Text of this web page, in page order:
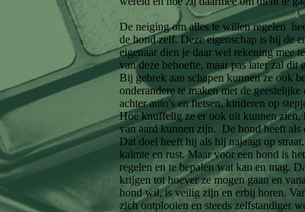
De neiging om alles te willen regelen
de hond zelf. Deze eigenschap is bij de
eigenaar dien je daar wel rekening mee
van deze behoefte, maar pas later zal dit
Bij gebrek aan schapen kunnen ze ook
onderandere te maken met de
achter auto's en fietsen, kinderen op
Hoe knuffelig ze er ook uit kunnen zien,
van aard kunnen zijn. De hond heeft
Dat doel heeft hij als hij najaagt op
kalmte en rust. Maar voor een hond is
regelen en te bepalen wat kan en mag.
krijgen tot hoever ze mogen gaan en
hond wil, is veilig zijn en erbij horen.
zich ontplooien en steeds zelfstandiger